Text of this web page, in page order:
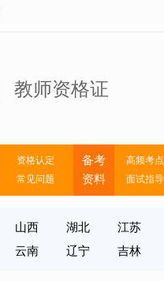
教师资格证
资格认定
常见问题
备考
资料
高频考点
面试指导
山西 湖北 江苏
云南 辽宁 吉林